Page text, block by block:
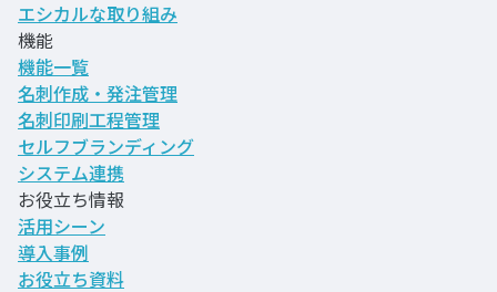
エシカルな取り組み
機能
機能一覧
名刺作成・発注管理
名刺印刷工程管理
セルフブランディング
システム連携
お役立ち情報
活用シーン
導入事例
お役立ち資料